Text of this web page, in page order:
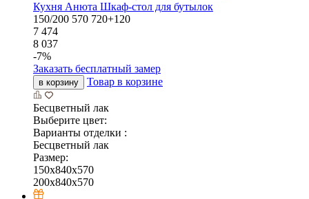
Кухня Анюта Шкаф-стол для бутылок
150/200 570 720+120
7 474
8 037
-7%
Заказать бесплатный замер
в корзину Товар в корзине
Бесцветный лак
Выберите цвет:
Варианты отделки :
Бесцветный лак
Размер:
150x840x570
200x840x570